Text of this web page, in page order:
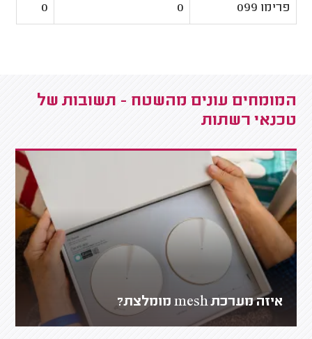
פרימו 099 0
0
המומחים עונים מהשטח - תשובות של
טכנאי רשתות
איזה מערכת mesh מומלצת?